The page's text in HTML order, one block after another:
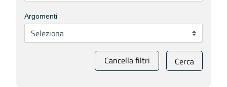
Argomenti
Cancella filtri Cerca